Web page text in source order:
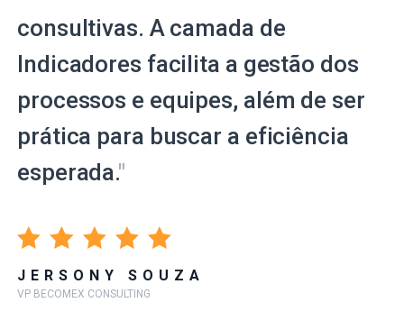
consultivas. A camada de
Indicadores facilita a gestão dos
processos e equipes, além de ser
prática para buscar a eficiência
esperada."
JERSONY SOUZA
VP BECOMEX CONSULTING